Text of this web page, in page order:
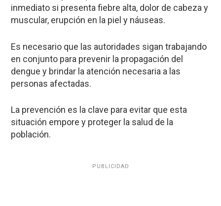
inmediato si presenta fiebre alta, dolor de cabeza y
muscular, erupción en la piel y náuseas.
Es necesario que las autoridades sigan trabajando
en conjunto para prevenir la propagación del
dengue y brindar la atención necesaria a las
personas afectadas.
La prevención es la clave para evitar que esta
situación empore y proteger la salud de la
población.
PUBLICIDAD